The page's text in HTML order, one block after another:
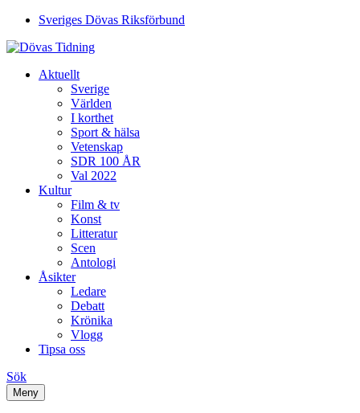
Sveriges Dövas Riksförbund
Aktuellt
Sverige
Världen
I korthet
Sport & hälsa
Vetenskap
SDR 100 ÅR
Val 2022
Kultur
Film & tv
Konst
Litteratur
Scen
Antologi
Åsikter
Ledare
Debatt
Krönika
Vlogg
Tipsa oss
Sök
Meny